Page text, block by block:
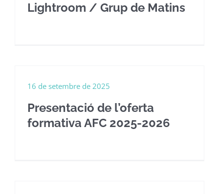
Lightroom / Grup de Matins
Presentació de l’oferta
formativa AFC 2025-2026
16 de setembre de 2025